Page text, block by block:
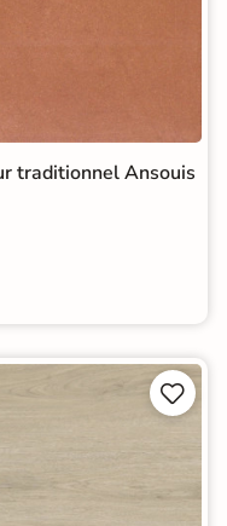
traditionnel Ansouis

